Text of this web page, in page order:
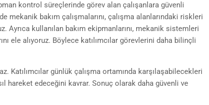
kontrol süreçlerinde görev alan çalışanlara güvenli
mekanik bakım çalışmalarını, çalışma alanlarındaki riskleri
Ayrıca kullanılan bakım ekipmanlarını, mekanik sistemleri
ele alıyoruz. Böylece katılımcılar görevlerini daha bilinçli
Katılımcılar günlük çalışma ortamında karşılaşabilecekleri
hareket edeceğini kavrar. Sonuç olarak daha güvenli ve